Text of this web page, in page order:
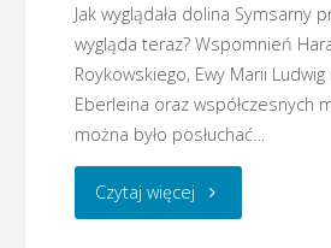
Jak wyglądała dolina Symsarny
wygląda teraz? Wspomnień
Roykowskiego, Ewy Marii Ludwig
Eberleina oraz współczesnych
można było posłuchać…
Czytaj więcej"Lidzbark